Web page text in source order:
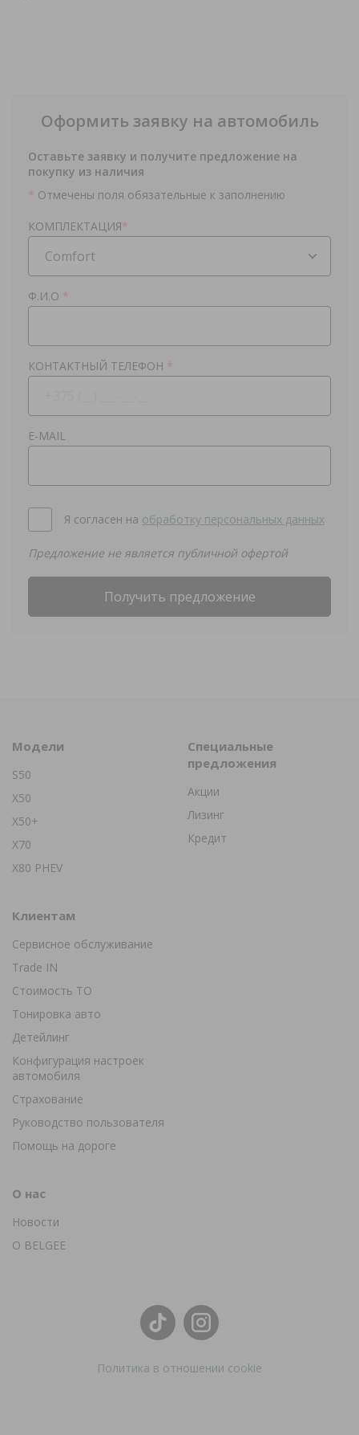
Оформить заявку на автомобиль
Оставьте заявку и получите предложение на
покупку из наличия
* Отмечены поля обязательные к заполнению
КОМПЛЕКТАЦИЯ*
Comfort
Ф.И.О *
КОНТАКТНЫЙ ТЕЛЕФОН *
E-MAIL
Я согласен на обработку персональных данных
Предложение не является публичной офертой
Получить предложение
Модели
S50
X50
X50+
X70
X80 PHEV
Специальные
предложения
Акции
Лизинг
Кредит
Клиентам
Сервисное обслуживание
Trade IN
Стоимость ТО
Тонировка авто
Детейлинг
Конфигурация настроек
автомобиля
Страхование
Руководство пользователя
Помощь на дороге
О нас
Новости
О BELGEE
Политика в отношении cookie